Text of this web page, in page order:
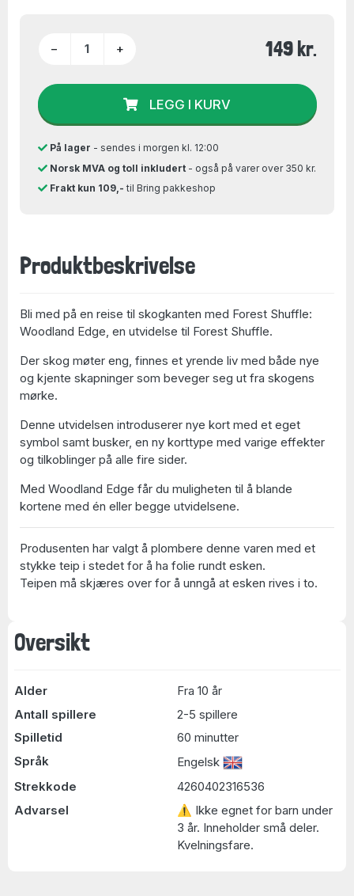
Oversikt
Alder
Fra 10 år
Antall spillere
2-5 spillere
Spilletid
60 minutter
Språk
Engelsk
Strekkode
4260402316536
Advarsel
⚠ Ikke egnet for barn under
3 år. Inneholder små deler.
Kvelningsfare.
− + 149 kr.
LEGG I KURV
På lager - sendes i morgen kl. 12:00
Norsk MVA og toll inkludert- også på varer over 350 kr.
Frakt kun 109,- til Bring pakkeshop
Produktbeskrivelse
Bli med på en reise til skogkanten med Forest Shuffle:
Woodland Edge, en utvidelse til Forest Shuffle.
Der skog møter eng, finnes et yrende liv med både nye
og kjente skapninger som beveger seg ut fra skogens
mørke.
Denne utvidelsen introduserer nye kort med et eget
symbol samt busker, en ny korttype med varige effekter
og tilkoblinger på alle fire sider.
Med Woodland Edge får du muligheten til å blande
kortene med én eller begge utvidelsene.
Produsenten har valgt å plombere denne varen med et
stykke teip i stedet for å ha folie rundt esken.
Teipen må skjæres over for å unngå at esken rives i to.